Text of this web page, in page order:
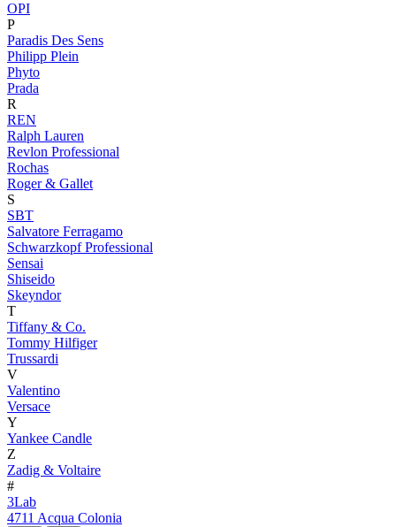
OPI
P
Paradis Des Sens
Philipp Plein
Phyto
Prada
R
REN
Ralph Lauren
Revlon Professional
Rochas
Roger & Gallet
S
SBT
Salvatore Ferragamo
Schwarzkopf Professional
Sensai
Shiseido
Skeyndor
T
Tiffany & Co.
Tommy Hilfiger
Trussardi
V
Valentino
Versace
Y
Yankee Candle
Z
Zadig & Voltaire
#
3Lab
4711 Acqua Colonia